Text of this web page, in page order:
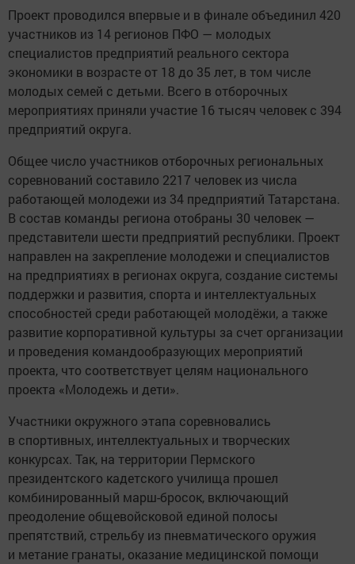
Проект проводился впервые и в финале объединил 420
участников из 14 регионов ПФО — молодых
специалистов предприятий реального сектора
экономики в возрасте от 18 до 35 лет, в том числе
молодых семей с детьми. Всего в отборочных
мероприятиях приняли участие 16 тысяч человек с 394
предприятий округа.
Общее число участников отборочных региональных
соревнований составило 2217 человек из числа
работающей молодежи из 34 предприятий Татарстана.
В состав команды региона отобраны 30 человек —
представители шести предприятий республики. Проект
направлен на закрепление молодежи и специалистов
на предприятиях в регионах округа, создание системы
поддержки и развития, спорта и интеллектуальных
способностей среди работающей молодёжи, а также
развитие корпоративной культуры за счет организации
и проведения командообразующих мероприятий
проекта, что соответствует целям национального
проекта «Молодежь и дети».
Участники окружного этапа соревновались
в спортивных, интеллектуальных и творческих
конкурсах. Так, на территории Пермского
президентского кадетского училища прошел
комбинированный марш-бросок, включающий
преодоление общевойсковой единой полосы
препятствий, стрельбу из пневматического оружия
и метание гранаты, оказание медицинской помощи